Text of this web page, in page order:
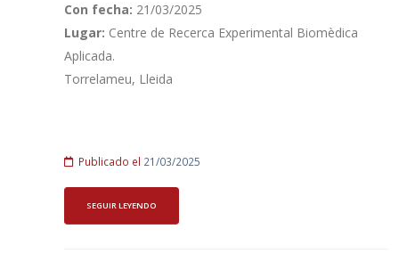
Con fecha: 21/03/2025
Lugar: Centre de Recerca Experimental Biomèdica
Aplicada.
Torrelameu, Lleida
Publicado el 21/03/2025
SEGUIR LEYENDO